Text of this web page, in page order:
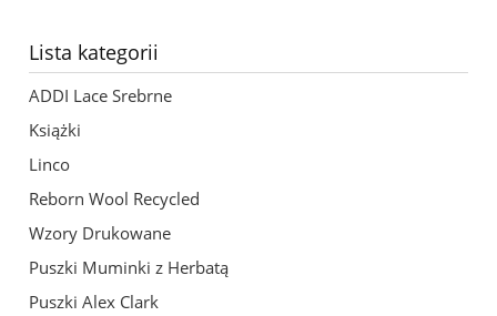
Lista kategorii
ADDI Lace Srebrne
Książki
Linco
Reborn Wool Recycled
Wzory Drukowane
Puszki Muminki z Herbatą
Puszki Alex Clark